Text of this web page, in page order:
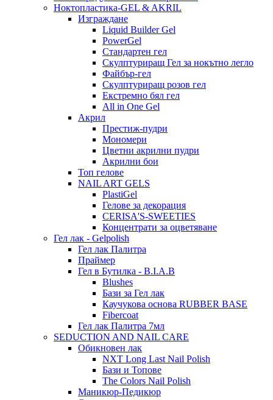
Ноктопластика-GEL & AKRIL
Изграждане
Liquid Builder Gel
PowerGel
Стандартен гел
Скулптуриращ Гел за нокътно легло
Файбър-гел
Скулптуриращ розов гел
Екстремно бял гел
All in One Gel
Акрил
Престиж-пудри
Мономери
Цветни акрилни пудри
Акрилни бои
Топ гелове
NAIL ART GELS
PlastiGel
Гелове за декорация
CERISA'S-SWEETIES
Концентрати за оцветяване
Гел лак - Gelpolish
Гел лак Палитра
Праймер
Гел в Бутилка - B.I.A.B
Blushes
Бази за Гел лак
Каучукова основа RUBBER BASE
Fibercoat
Гел лак Палитра 7мл
SEDUCTION AND NAIL CARE
Обикновен лак
NXT Long Last Nail Polish
Бази и Топове
The Colors Nail Polish
Маникюр-Педикюр